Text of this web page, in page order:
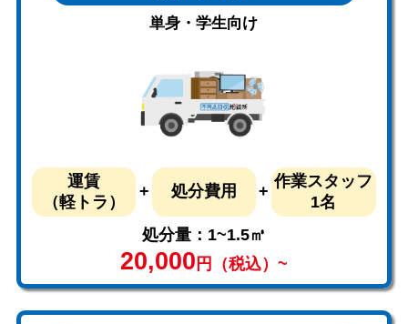
単身・学生向け
運賃
（軽トラ）
処分費用
作業スタッフ
1名
処分量：1~1.5㎥
20,000 円（税込）~